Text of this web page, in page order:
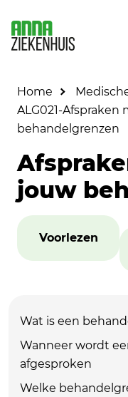
Home
ALG021-Afspraken
behandelgrenzen
jouw
Voorlezen
Wat is een
Wanneer wordt
afgesproken
Welke